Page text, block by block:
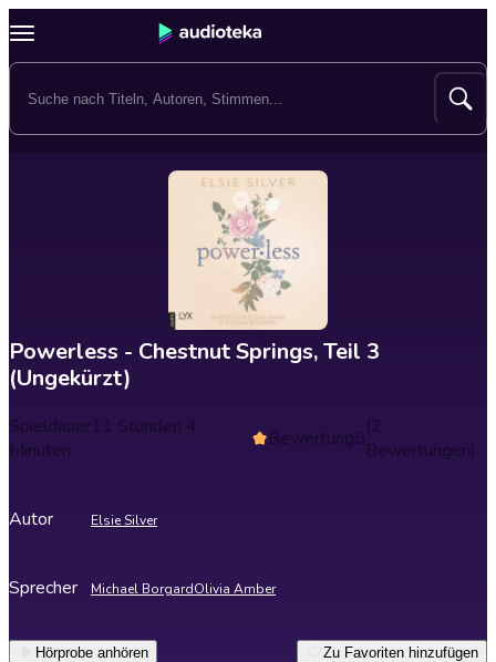
Powerless - Chestnut Springs, Teil 3
(Ungekürzt)
Spieldauer11 Stunden 4
Minuten
Bewertung5(2
Bewertungen)
Autor Elsie Silver
Sprecher Michael BorgardOlivia Amber
Hörprobe anhören Zu Favoriten hinzufügen